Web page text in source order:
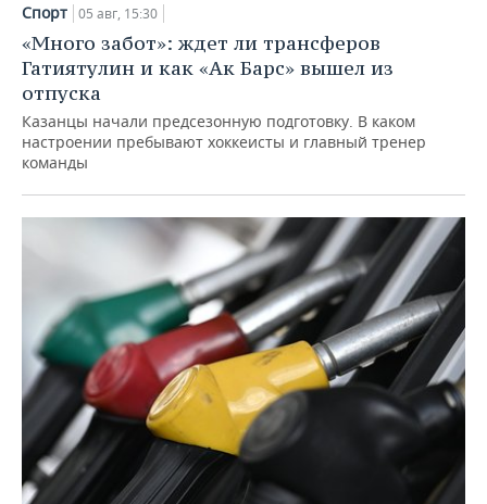
Спорт 05 авг, 15:30
«Много забот»: ждет ли трансферов
Гатиятулин и как «Ак Барс» вышел из
отпуска
Казанцы начали предсезонную подготовку. В каком
настроении пребывают хоккеисты и главный тренер
команды